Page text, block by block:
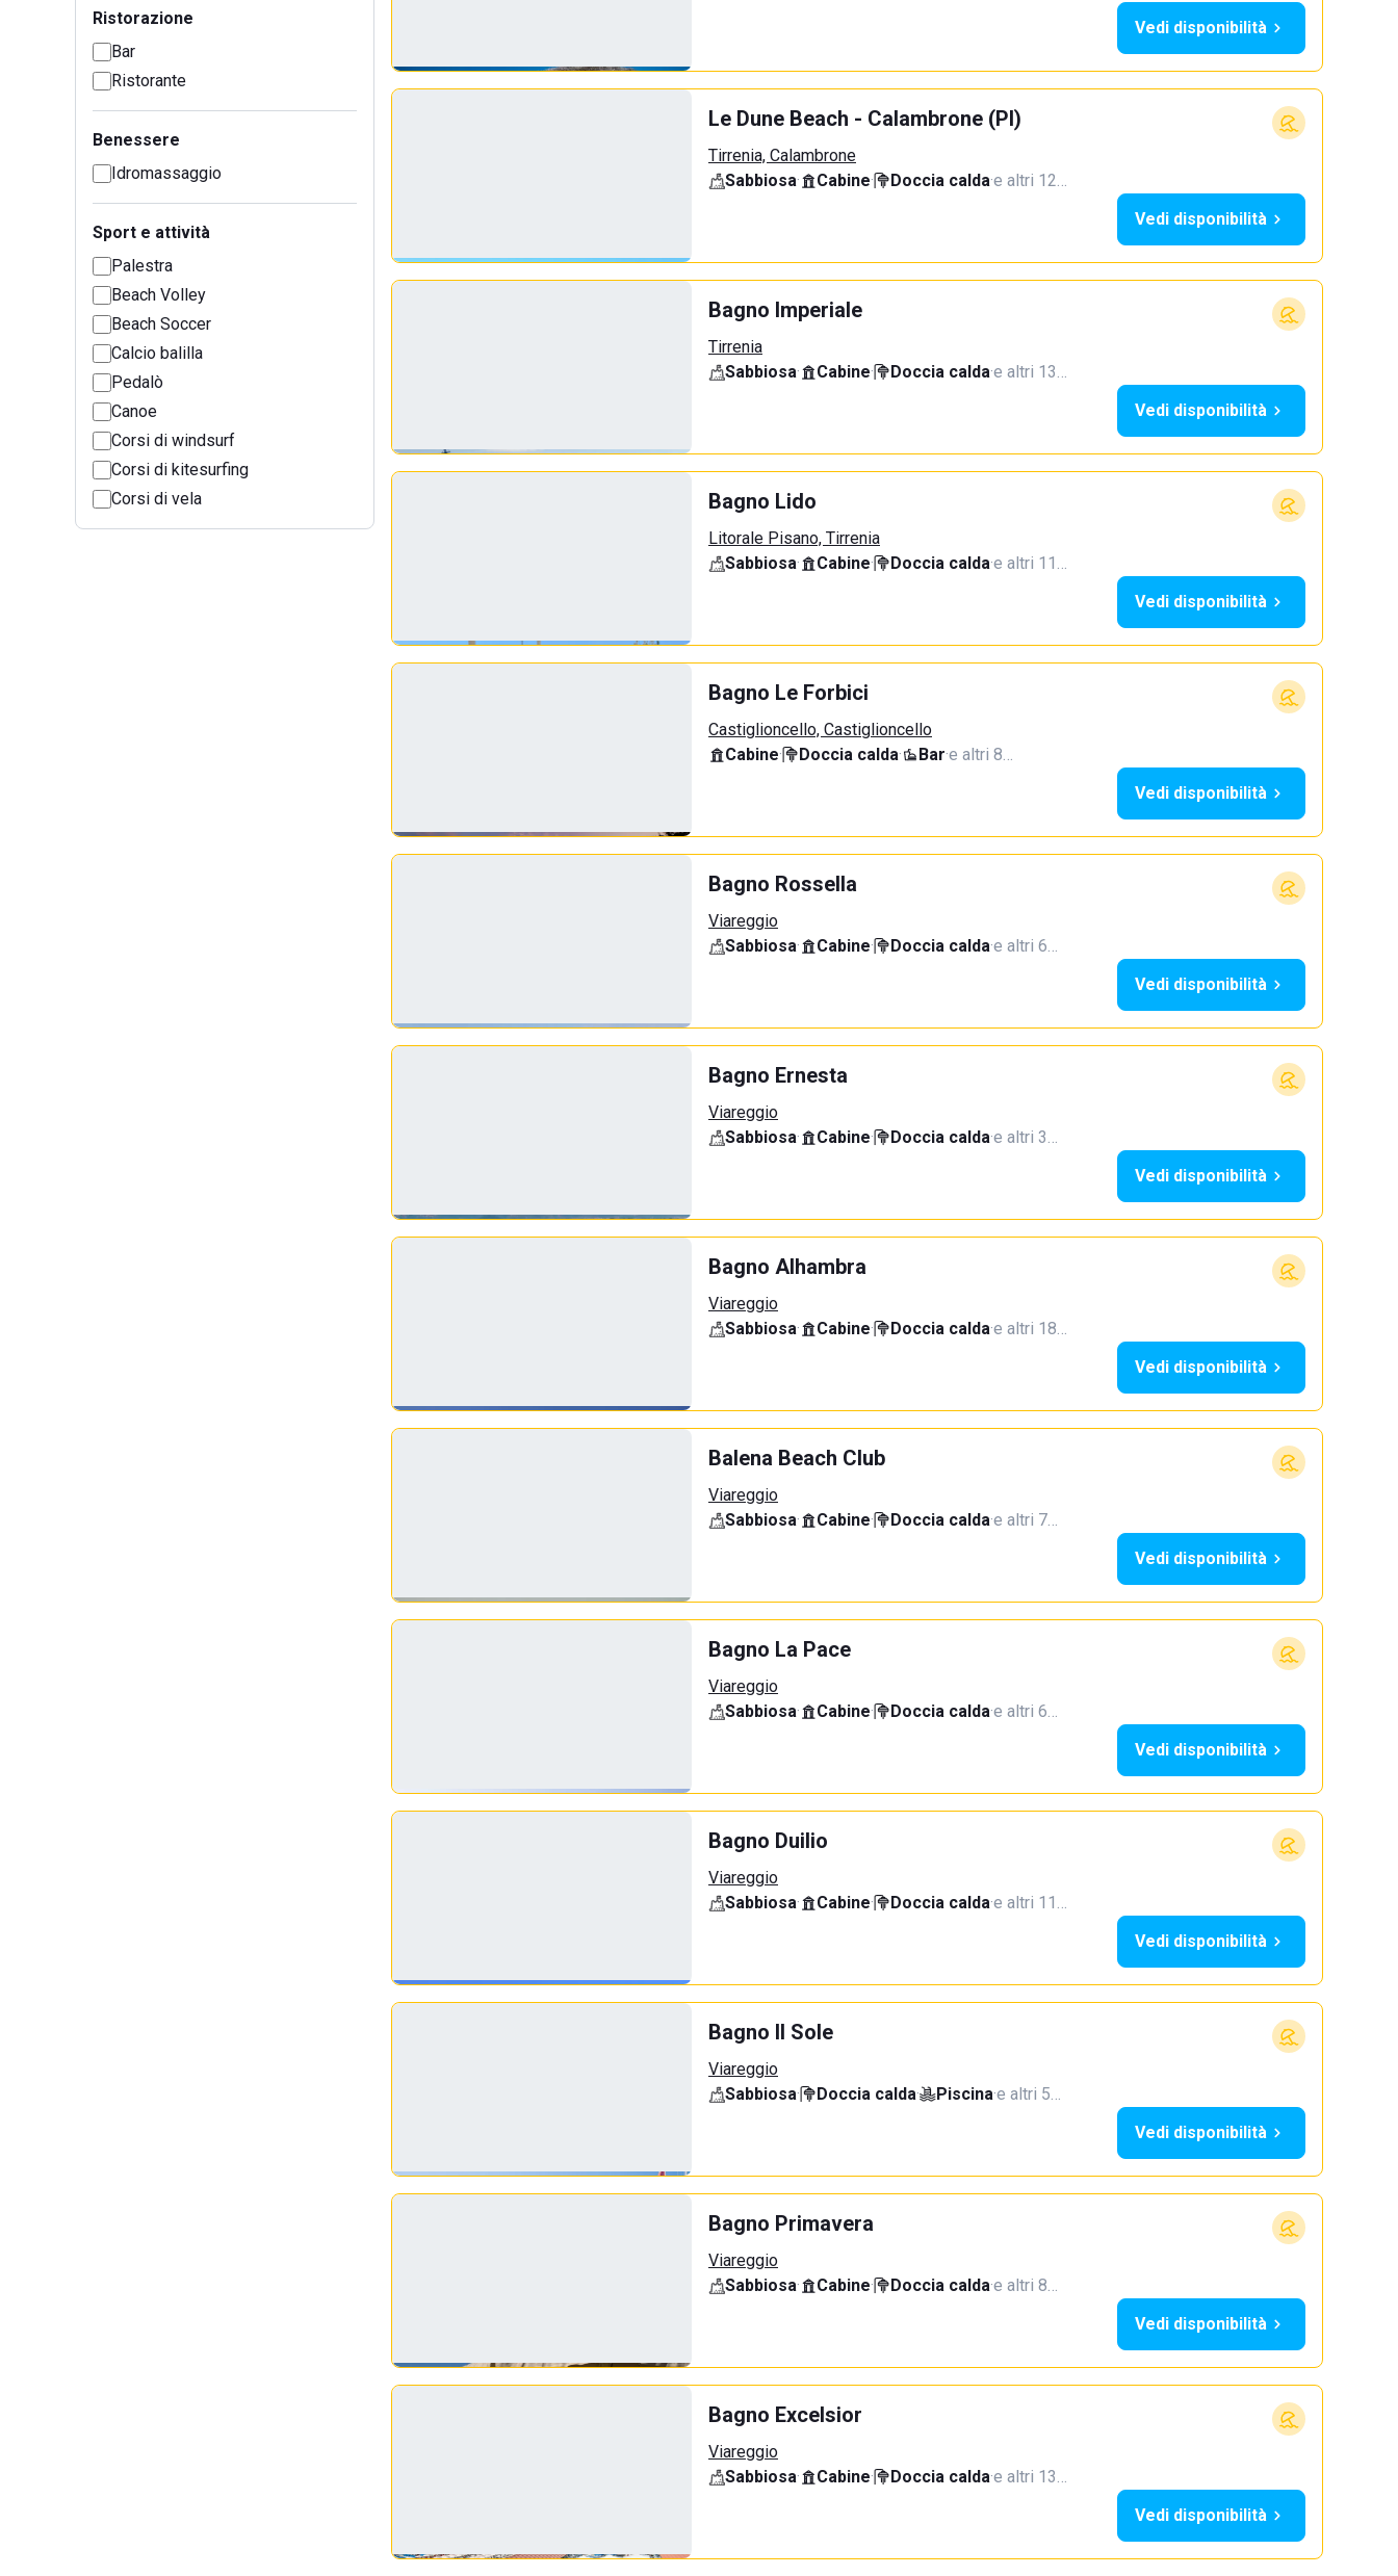
Ristorazione
Bar
Ristorante
Benessere
Idromassaggio
Sport e attività
Palestra
Beach Volley
Beach Soccer
Calcio balilla
Pedalò
Canoe
Corsi di windsurf
Corsi di kitesurfing
Corsi di vela
Vedi disponibilità
Le Dune Beach - Calambrone (PI)
Tirrenia, Calambrone
Sabbiosa· Cabine· Doccia calda·e altri 12…
Vedi disponibilità
Bagno Imperiale
Tirrenia
Sabbiosa· Cabine· Doccia calda·e altri 13…
Vedi disponibilità
Bagno Lido
Litorale Pisano, Tirrenia
Sabbiosa· Cabine· Doccia calda·e altri 11…
Vedi disponibilità
Bagno Le Forbici
Castiglioncello, Castiglioncello
Cabine· Doccia calda· Bar·e altri 8…
Vedi disponibilità
Bagno Rossella
Viareggio
Sabbiosa· Cabine· Doccia calda·e altri 6…
Vedi disponibilità
Bagno Ernesta
Viareggio
Sabbiosa· Cabine· Doccia calda·e altri 3…
Vedi disponibilità
Bagno Alhambra
Viareggio
Sabbiosa· Cabine· Doccia calda·e altri 18…
Vedi disponibilità
Balena Beach Club
Viareggio
Sabbiosa· Cabine· Doccia calda·e altri 7…
Vedi disponibilità
Bagno La Pace
Viareggio
Sabbiosa· Cabine· Doccia calda·e altri 6…
Vedi disponibilità
Bagno Duilio
Viareggio
Sabbiosa· Cabine· Doccia calda·e altri 11…
Vedi disponibilità
Bagno Il Sole
Viareggio
Sabbiosa· Doccia calda· Piscina·e altri 5…
Vedi disponibilità
Bagno Primavera
Viareggio
Sabbiosa· Cabine· Doccia calda·e altri 8…
Vedi disponibilità
Bagno Excelsior
Viareggio
Sabbiosa· Cabine· Doccia calda·e altri 13…
Vedi disponibilità